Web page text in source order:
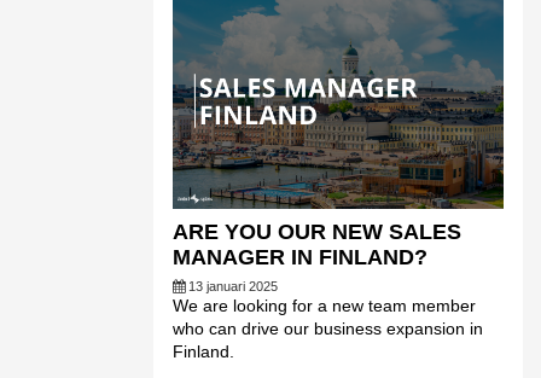
ARE YOU OUR NEW SALES
MANAGER IN FINLAND?
13 januari 2025
We are looking for a new team member
who can drive our business expansion in
Finland.